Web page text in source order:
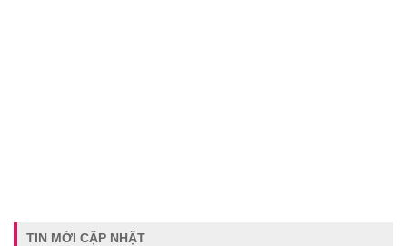
TIN MỚI CẬP NHẬT